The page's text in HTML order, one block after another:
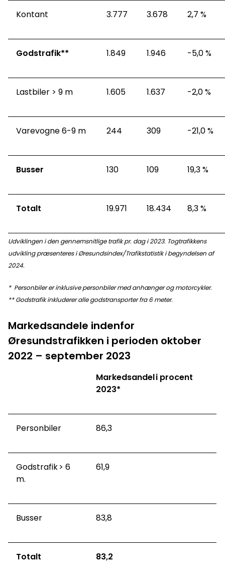
Kontant 3.777 3.678 2,7 %
Godstrafik** 1.849 1.946 -5,0 %
Lastbiler > 9 m 1.605 1.637 -2,0 %
Varevogne 6-9 m 244 309 -21,0 %
Busser 130 109 19,3 %
Totalt 19.971 18.434 8,3 %
Udviklingen i den gennemsnitlige trafik pr. dag i 2023. Togtrafikkens
udvikling præsenteres i Øresundsindex/Trafikstatistik i begyndelsen af
2024.
* Personbiler er inklusive personbiler med anhænger og motorcykler.
** Godstrafik inkluderer alle godstransporter fra 6 meter.
Markedsandele indenfor
Øresundstrafikken i perioden oktober
2022 – september 2023
Markedsandel i procent
2023*
Personbiler 86,3
Godstrafik > 6
m.
61,9
Busser 83,8
Totalt 83,2